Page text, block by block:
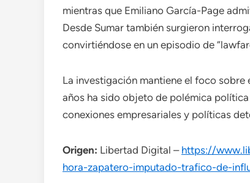
mientras que Emiliano García-Page
Desde Sumar también surgieron
convirtiéndose en un episodio de
La investigación mantiene el foco sobre
años ha sido objeto de polémica
conexiones empresariales y políticas
Origen: Libertad Digital – https://
hora-zapatero-imputado-trafico-de-